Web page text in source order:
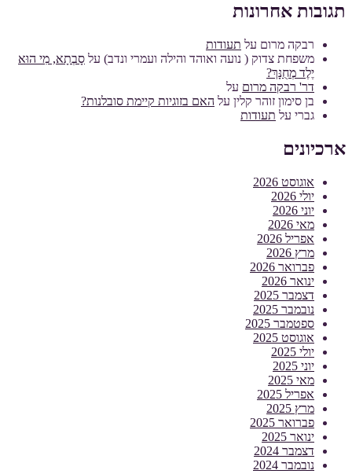
תגובות אחרונות
רבקה מרום על תעודות
משפחת צדוק ( נועה ואוהד והילה ועמרי ונדב) על סָבְתָא, מִי הוּא
יֶלֶד מְחֻנָּךְ?
דר' רבקה מרום על
בן סימון זוהר קלין על האם בזוגיות קיימת סובלנות?
גברי על תעודות
ארכיונים
אוגוסט 2026
יולי 2026
יוני 2026
מאי 2026
אפריל 2026
מרץ 2026
פברואר 2026
ינואר 2026
דצמבר 2025
נובמבר 2025
ספטמבר 2025
אוגוסט 2025
יולי 2025
יוני 2025
מאי 2025
אפריל 2025
מרץ 2025
פברואר 2025
ינואר 2025
דצמבר 2024
נובמבר 2024